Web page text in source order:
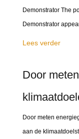
Demonstrator The
Demonstrator
Lees verder
Door
Door meten
aan de